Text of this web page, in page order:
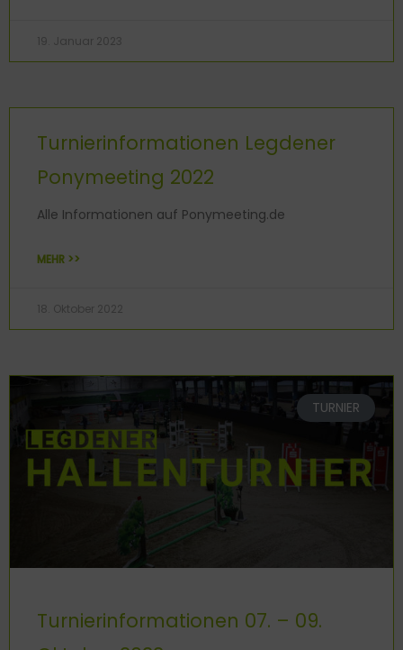
19. Januar 2023
Turnierinformationen Legdener
Ponymeeting 2022
Alle Informationen auf Ponymeeting.de
MEHR >>
18. Oktober 2022
TURNIER
Turnierinformationen 07. – 09.